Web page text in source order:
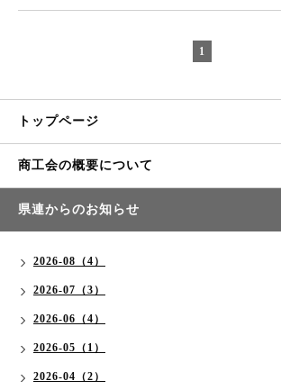
1
トップページ
商工会の概要について
県連からのお知らせ
2026-08（4）
2026-07（3）
2026-06（4）
2026-05（1）
2026-04（2）